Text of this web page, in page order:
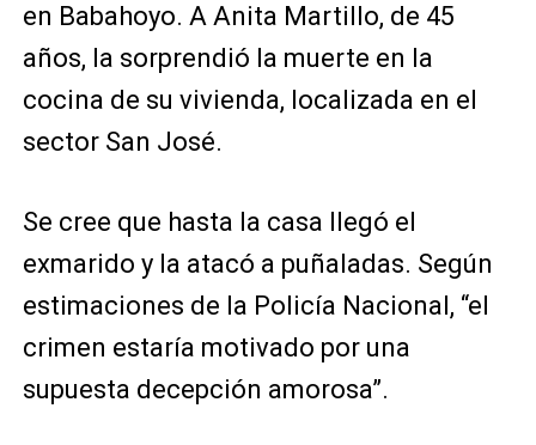
en Babahoyo. A Anita Martillo, de 45
años, la sorprendió la muerte en la
cocina de su vivienda, localizada en el
sector San José.
Se cree que hasta la casa llegó el
exmarido y la atacó a puñaladas. Según
estimaciones de la Policía Nacional, “el
crimen estaría motivado por una
supuesta decepción amorosa”.